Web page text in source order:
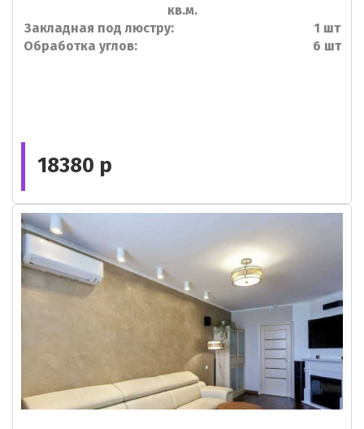
кв.м.
Закладная под люстру: 1 шт
Обработка углов: 6 шт
18380 р